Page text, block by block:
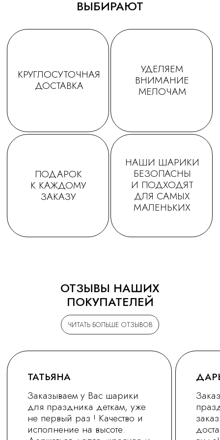
ВЫБИРАЮТ
ЧИТАТЬ БОЛЬШЕ ОТЗЫВОВ
ОТЗЫВЫ НАШИХ
ПОКУПАТЕЛЕЙ
+7 (930) 255-77-11